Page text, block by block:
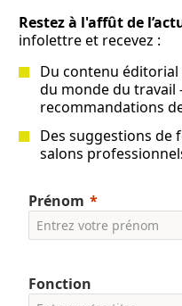
Restez à l'affût de
infolettre et recevez :
Du contenu éditorial
du monde du travail
recommandations
Des suggestions de
salons
Prénom
Fonction